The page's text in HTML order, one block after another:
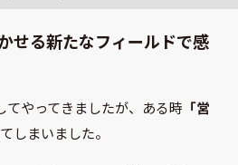
せる新たなフィールドで感
てやってきましたが、ある時 「営
しまいました。